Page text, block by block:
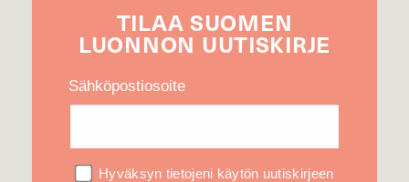
TILAA SUOMEN
LUONNON UUTIS­KIRJE
Sähköpostiosoite
Hyväksyn tietojeni käytön uutiskirjeen